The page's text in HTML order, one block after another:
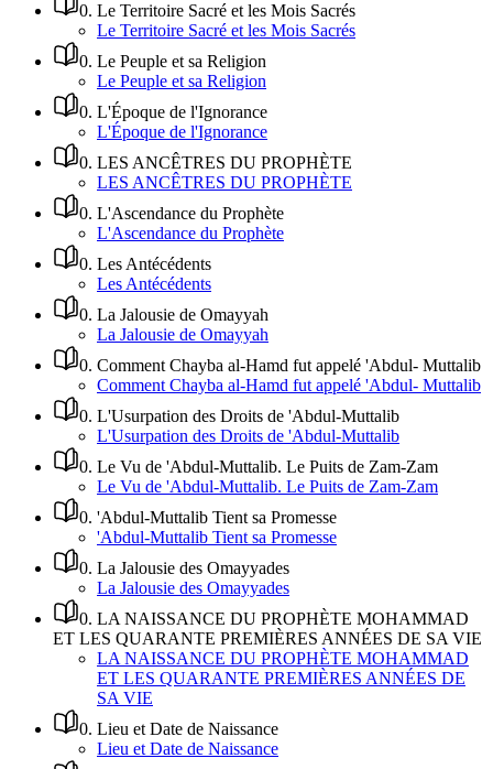
0. Le Territoire Sacré et les Mois Sacrés
Le Territoire Sacré et les Mois Sacrés
0. Le Peuple et sa Religion
Le Peuple et sa Religion
0. L'Époque de l'Ignorance
L'Époque de l'Ignorance
0. LES ANCÊTRES DU PROPHÈTE
LES ANCÊTRES DU PROPHÈTE
0. L'Ascendance du Prophète
L'Ascendance du Prophète
0. Les Antécédents
Les Antécédents
0. La Jalousie de Omayyah
La Jalousie de Omayyah
0. Comment Chayba al-Hamd fut appelé 'Abdul- Muttalib
Comment Chayba al-Hamd fut appelé 'Abdul- Muttalib
0. L'Usurpation des Droits de 'Abdul-Muttalib
L'Usurpation des Droits de 'Abdul-Muttalib
0. Le Vu de 'Abdul-Muttalib. Le Puits de Zam-Zam
Le Vu de 'Abdul-Muttalib. Le Puits de Zam-Zam
0. 'Abdul-Muttalib Tient sa Promesse
'Abdul-Muttalib Tient sa Promesse
0. La Jalousie des Omayyades
La Jalousie des Omayyades
0. LA NAISSANCE DU PROPHÈTE MOHAMMAD
ET LES QUARANTE PREMIÈRES ANNÉES DE SA VIE
LA NAISSANCE DU PROPHÈTE MOHAMMAD
ET LES QUARANTE PREMIÈRES ANNÉES DE
SA VIE
0. Lieu et Date de Naissance
Lieu et Date de Naissance